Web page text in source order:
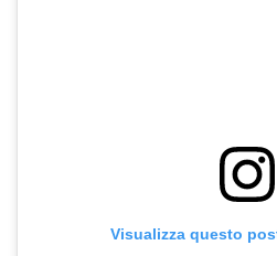
Visualizza questo